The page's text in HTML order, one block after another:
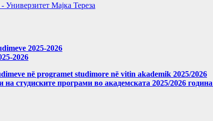
Мајка Тереза
2025-2026
2026
në programet studimore në vitin akademik 2025/2026
студиските програми во академската 2025/2026 година